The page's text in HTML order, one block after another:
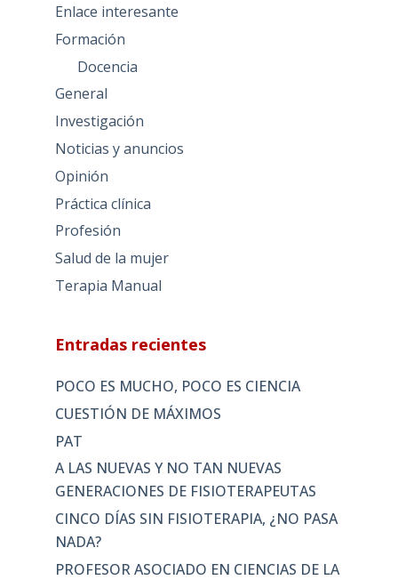
Enlace interesante
Formación
Docencia
General
Investigación
Noticias y anuncios
Opinión
Práctica clínica
Profesión
Salud de la mujer
Terapia Manual
Entradas recientes
POCO ES MUCHO, POCO ES CIENCIA
CUESTIÓN DE MÁXIMOS
PAT
A LAS NUEVAS Y NO TAN NUEVAS
GENERACIONES DE FISIOTERAPEUTAS
CINCO DÍAS SIN FISIOTERAPIA, ¿NO PASA
NADA?
PROFESOR ASOCIADO EN CIENCIAS DE LA